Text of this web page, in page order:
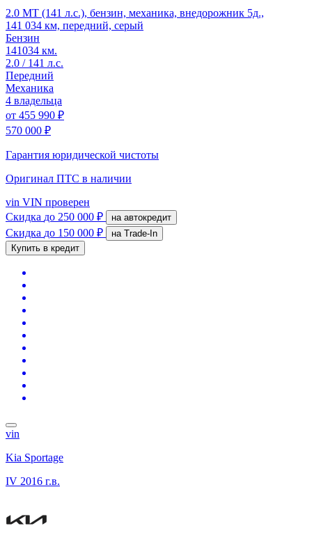
2.0 MT (141 л.с.), бензин, механика, внедорожник 5д.,
141 034 км, передний, серый
Бензин
141034 км.
2.0 / 141 л.с.
Передний
Механика
4 владельца
от 455 990 ₽
570 000 ₽
Гарантия юридической чистоты
Оригинал ПТС в наличии
vin VIN проверен
Скидка до 250 000 ₽ на автокредит
Скидка до 150 000 ₽
на Trade-In
Купить в кредит
vin
Kia Sportage
IV 2016 г.в.